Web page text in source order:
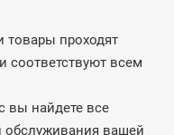
товары проходят
соответствуют всем
вы найдете все
обслуживания вашей